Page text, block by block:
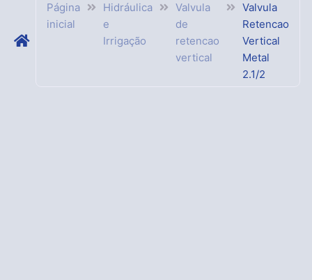
Página
inicial
Hidráulica
e
Irrigação
Valvula
de
retencao
vertical
Valvula
Retencao
Vertical
Metal
2.1/2